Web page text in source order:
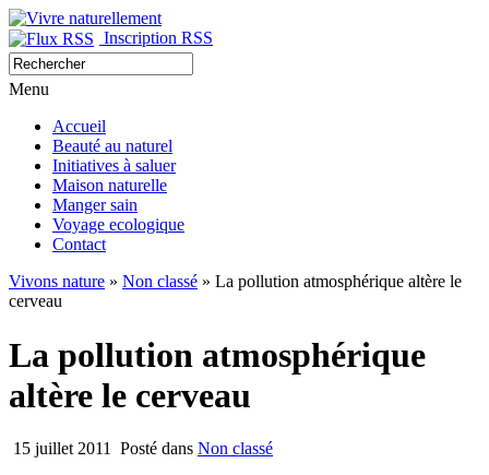
Inscription RSS
Menu
Accueil
Beauté au naturel
Initiatives à saluer
Maison naturelle
Manger sain
Voyage ecologique
Contact
Vivons nature » Non classé » La pollution atmosphérique altère le
cerveau
La pollution atmosphérique
altère le cerveau
15 juillet 2011 Posté dans Non classé